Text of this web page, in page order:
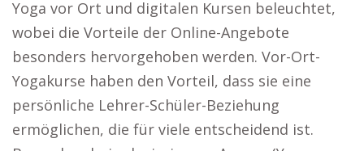
Yoga vor Ort und digitalen Kursen beleuchtet,
wobei die Vorteile der Online-Angebote
besonders hervorgehoben werden. Vor-Ort-
Yogakurse haben den Vorteil, dass sie eine
persönliche Lehrer-Schüler-Beziehung
ermöglichen, die für viele entscheidend ist.